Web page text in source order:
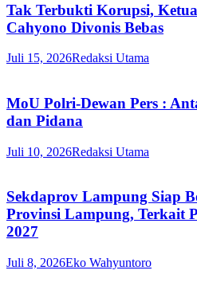
Tak Terbukti Korupsi,
Cahyono Divonis Bebas
Juli 15, 2026Redaksi Utama
MoU Polri-Dewan Pers :
dan Pidana
Juli 10, 2026Redaksi Utama
Sekdaprov Lampung Siap
Provinsi Lampung, Terkait
2027
Juli 8, 2026Eko Wahyuntoro